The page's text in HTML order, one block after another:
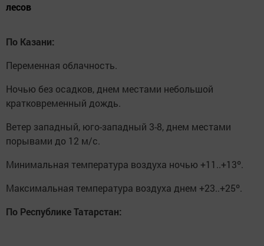
лесов
По Казани:
Переменная облачность.
Ночью без осадков, днем местами небольшой
кратковременный дождь.
Ветер западный, юго-западный 3-8, днем местами
порывами до 12 м/с.
Минимальная температура воздуха ночью +11..+13º.
Максимальная температура воздуха днем +23..+25º.
По Республике Татарстан: